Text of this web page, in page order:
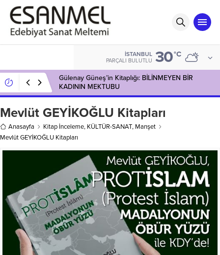
İSTANBUL
PARÇALI BULUTLU 30°C
Gülenay Güneş’in Kitaplığı: BİLİNMEYEN BİR
KADININ MEKTUBU
Mevlüt GEYİKOĞLU Kitapları
Anasayfa Kitap İnceleme, KÜLTÜR-SANAT, Manşet
Mevlüt GEYİKOĞLU Kitapları